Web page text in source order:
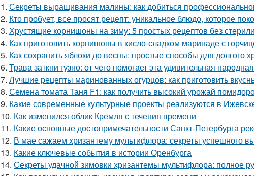
1. Секреты выращивания малины: как добиться
2. Кто пробует, все просят рецепт: уникальное блюдо, которое
3. Хрустящие корнишоны на зиму: 5 простых рецептов без
4. Как приготовить корнишоны в кисло-сладком маринаде с
5. Как сохранить яблоки до весны: простые способы для долгого
6. Трава заткни гузно: от чего помогает эта удивительная
7. Лучшие рецепты маринованных огурцов: как приготовить
8. Семена томата Таня F1: как получить высокий урожай
9. Какие современные культурные проекты реализуются в
10. Как изменился облик Кремля с течения времени
11. Какие основные достопримечательности Санкт-Петербурга
12. В мае сажаем хризантему мультифлора: секреты успешного
13. Какие ключевые события в истории Оренбурга
14. Секреты удачной зимовки хризантемы мультифлора: полное